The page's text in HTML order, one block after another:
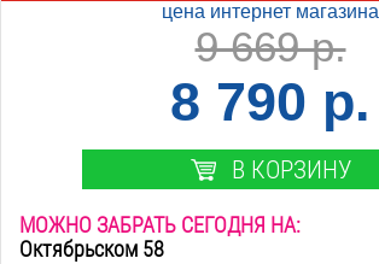
цена интернет магазина
9 669 р.
8 790 р.
В КОРЗИНУ
МОЖНО ЗАБРАТЬ СЕГОДНЯ НА:
Октябрьском 58